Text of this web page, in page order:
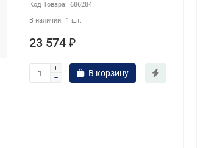
686284
1 шт.
23 574 ₽
В корзину